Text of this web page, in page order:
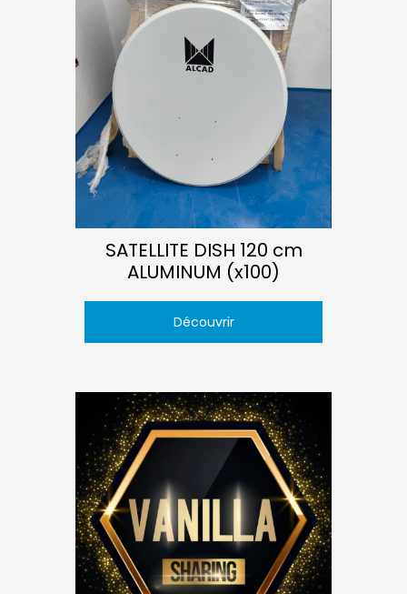
SATELLITE DISH 120 cm
ALUMINUM (x100)
Découvrir